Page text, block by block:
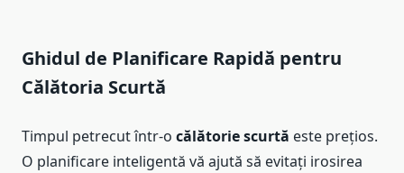
Ghidul de Planificare Rapidă pentru
Călătoria Scurtă
Timpul petrecut într-o călătorie scurtă este prețios.
O planificare inteligentă vă ajută să evitați irosirea